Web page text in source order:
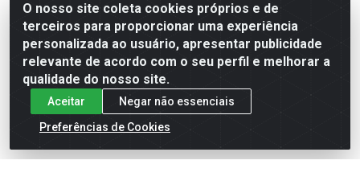
O nosso site coleta cookies próprios e de
terceiros para proporcionar uma experiência
personalizada ao usuário, apresentar publicidade
relevante de acordo com o seu perfil e melhorar a
qualidade do nosso site.
Aceitar
Negar não essenciais
Preferências de Cookies
V. C. Ferragens LTDA - Rua do Matoso, 132 - Praça da
Bandeira, Rio de Janeiro/ RJ - CEP 20.270-135 - CNPJ
12.324.723/0001-25
Todas as regras de promoções, descontos, preços e
prazos de pagamento e entrega expostos aqui são
válidos apenas para compras via internet. Preços e
estoque sujeito a alterações sem aviso prévio.